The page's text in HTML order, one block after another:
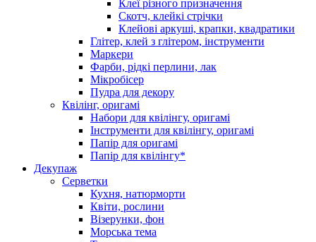
Клеї різного призначення
Скотч, клейкі стрічки
Клейові аркуші, крапки, квадратики
Глітер, клей з глітером, інструменти
Маркери
Фарби, рідкі перлини, лак
Мікробісер
Пудра для декору
Квілінг, оригамі
Набори для квілінгу, оригамі
Інструменти для квілінгу, оригамі
Папір для оригамі
Папір для квілінгу*
Декупаж
Серветки
Кухня, натюрморти
Квіти, рослини
Візерунки, фон
Морська тема